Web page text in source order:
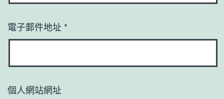
電子郵件地址 *
個人網站網址